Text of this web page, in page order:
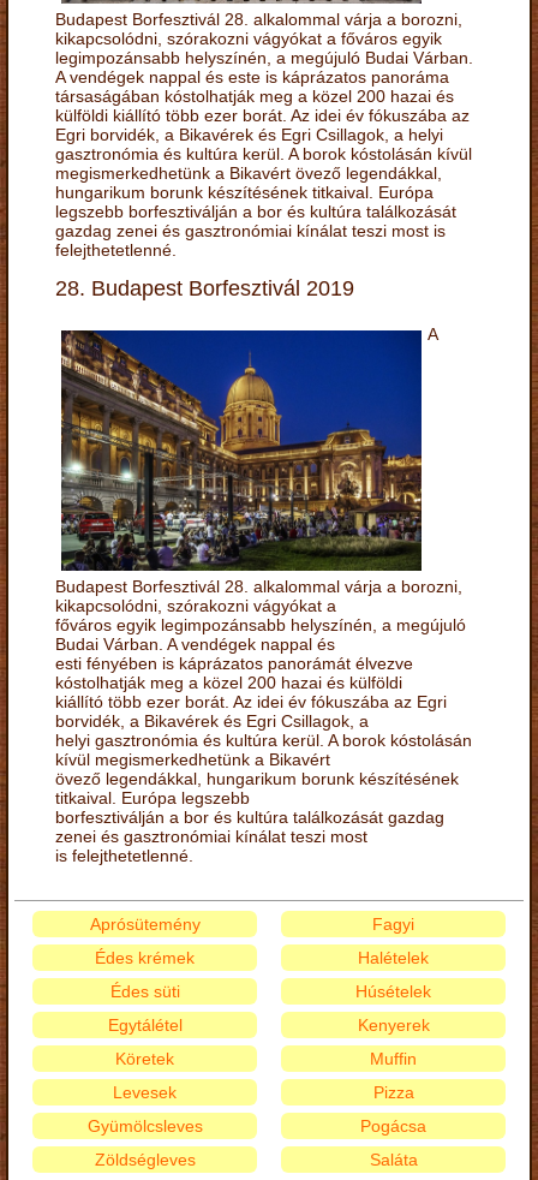
Budapest Borfesztivál 28. alkalommal várja a borozni,
kikapcsolódni, szórakozni vágyókat a főváros egyik
legimpozánsabb helyszínén, a megújuló Budai Várban.
A vendégek nappal és este is káprázatos panoráma
társaságában kóstolhatják meg a közel 200 hazai és
külföldi kiállító több ezer borát. Az idei év fókuszába az
Egri borvidék, a Bikavérek és Egri Csillagok, a helyi
gasztronómia és kultúra kerül. A borok kóstolásán kívül
megismerkedhetünk a Bikavért övező legendákkal,
hungarikum borunk készítésének titkaival. Európa
legszebb borfesztiválján a bor és kultúra találkozását
gazdag zenei és gasztronómiai kínálat teszi most is
felejthetetlenné.
28. Budapest Borfesztivál 2019
A
Budapest Borfesztivál 28. alkalommal várja a borozni,
kikapcsolódni, szórakozni vágyókat a
főváros egyik legimpozánsabb helyszínén, a megújuló
Budai Várban. A vendégek nappal és
esti fényében is káprázatos panorámát élvezve
kóstolhatják meg a közel 200 hazai és külföldi
kiállító több ezer borát. Az idei év fókuszába az Egri
borvidék, a Bikavérek és Egri Csillagok, a
helyi gasztronómia és kultúra kerül. A borok kóstolásán
kívül megismerkedhetünk a Bikavért
övező legendákkal, hungarikum borunk készítésének
titkaival. Európa legszebb
borfesztiválján a bor és kultúra találkozását gazdag
zenei és gasztronómiai kínálat teszi most
is felejthetetlenné.
Aprósütemény
Édes krémek
Édes süti
Egytálétel
Fagyi
Halételek
Húsételek
Kenyerek
Köretek
Levesek
Gyümölcsleves
Zöldségleves
Muffin
Pizza
Pogácsa
Saláta